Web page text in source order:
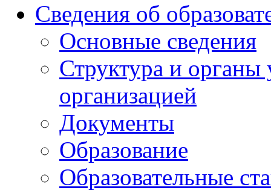
Сведения об
Основные сведения
Структура и органы
организацией
Документы
Образование
Образовательные